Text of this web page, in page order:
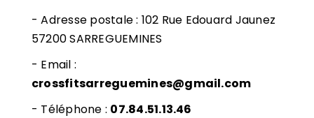
- Adresse postale : 102 Rue Edouard Jaunez
57200 SARREGUEMINES
- Email :
crossfitsarreguemines@gmail.com
- Téléphone : 07.84.51.13.46